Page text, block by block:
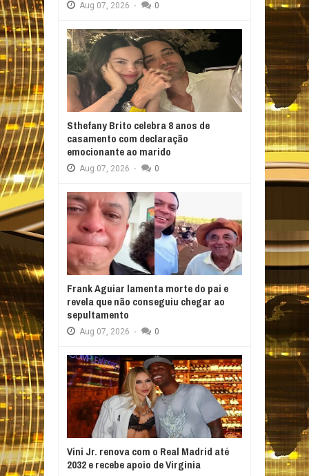
Aug 07, 2026 - 0
Sthefany Brito celebra 8 anos de
casamento com declaração
emocionante ao marido
Aug 07, 2026 - 0
Frank Aguiar lamenta morte do pai e
revela que não conseguiu chegar ao
sepultamento
Aug 07, 2026 - 0
Vini Jr. renova com o Real Madrid até
2032 e recebe apoio de Virginia